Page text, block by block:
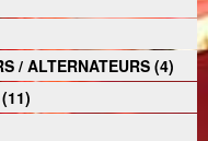
/ ALTERNATEURS (4)